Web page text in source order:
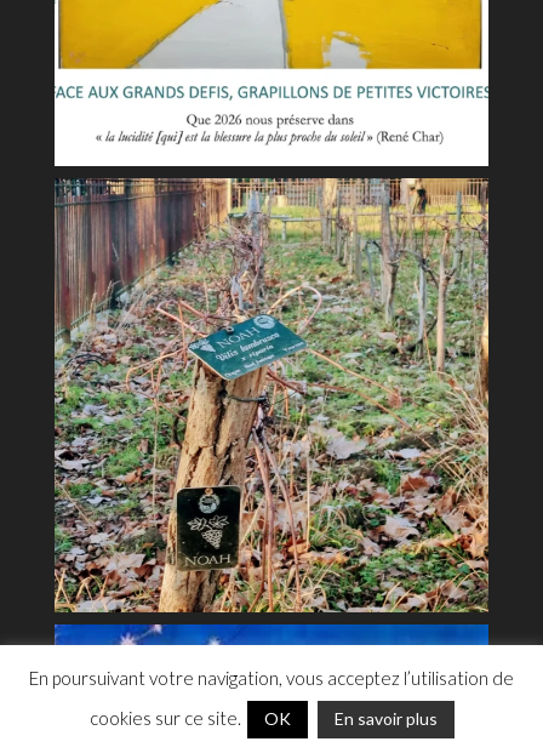
En poursuivant votre navigation, vous acceptez l’utilisation de
cookies sur ce site.
OK En savoir plus